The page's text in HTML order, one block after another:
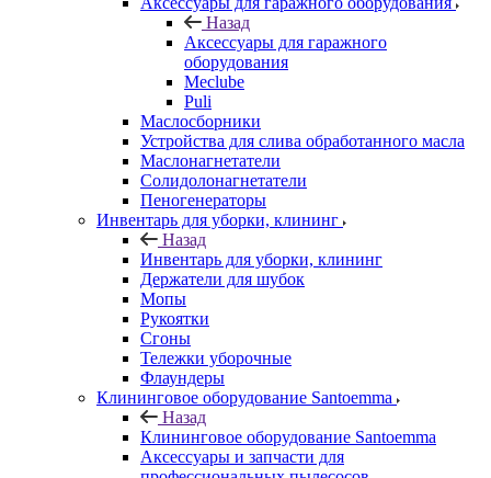
Назад
Аксессуары для гаражного
оборудования
Meclube
Puli
Маслосборники
Устройства для слива обработанного масла
Маслонагнетатели
Солидолонагнетатели
Пеногенераторы
Инвентарь для уборки, клининг
Назад
Инвентарь для уборки, клининг
Держатели для шубок
Мопы
Рукоятки
Сгоны
Тележки уборочные
Флаундеры
Клининговое оборудование Santoemma
Назад
Клининговое оборудование Santoemma
Аксессуары и запчасти для